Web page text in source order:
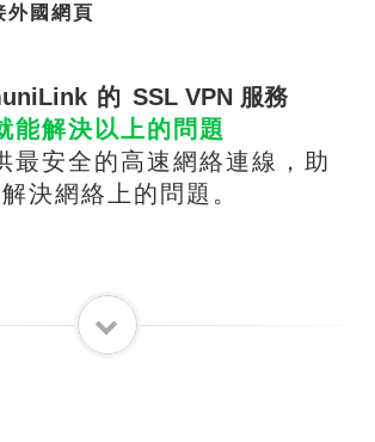
外國網 頁
的 SSL VPN 服務
能解決以上的問題
最安全的高速網絡連線，助
決網絡上的問 題。